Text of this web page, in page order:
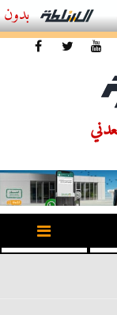
أفضل اشتراك IPTV بدون تقطيع 2026 – دليل المشاهد العصري